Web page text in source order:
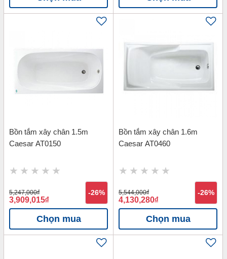
Bồn tắm xây chân 1.5m
Caesar AT0150
5,247,000đ
3,909,015đ
-26%
Chọn mua
Bồn tắm xây chân 1.6m
Caesar AT0460
5,544,000đ
4,130,280đ
-26%
Chọn mua